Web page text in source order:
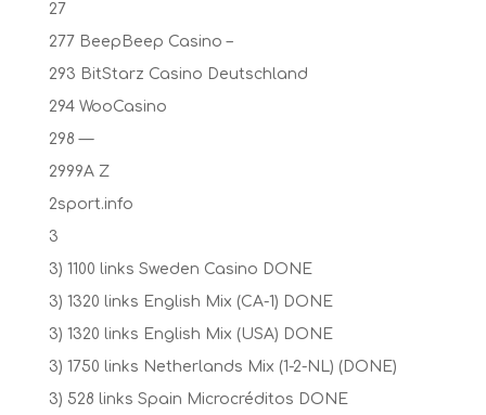
27
277 BeepBeep Casino –
293 BitStarz Casino Deutschland
294 WooCasino
298 —
2999A Z
2sport.info
3
3) 1100 links Sweden Casino DONE
3) 1320 links English Mix (CA-1) DONE
3) 1320 links English Mix (USA) DONE
3) 1750 links Netherlands Mix (1-2-NL) (DONE)
3) 528 links Spain Microcréditos DONE